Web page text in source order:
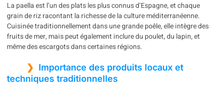
La paella est l’un des plats les plus connus d’Espagne, et chaque
grain de riz racontant la richesse de la culture méditerranéenne.
Cuisinée traditionnellement dans une grande poêle, elle intègre des
fruits de mer, mais peut également inclure du poulet, du lapin, et
même des escargots dans certaines régions.
Importance des produits locaux et
techniques traditionnelles